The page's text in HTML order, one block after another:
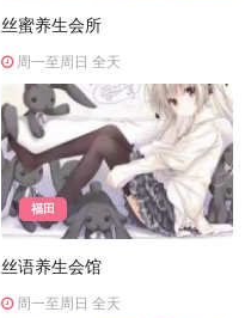
丝蜜养生会所
周一至周日 全天
福田
丝语养生会馆
周一至周日 全天